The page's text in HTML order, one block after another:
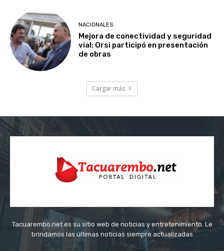
NACIONALES
Mejora de conectividad y seguridad
vial: Orsi participó en presentación
de obras
Cargar más
Tacuarembo.net es su sitio web de noticias y entretenimiento. Le
brindamos las últimas noticias siempre actualizadas